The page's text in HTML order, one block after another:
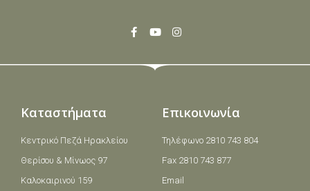
Καταστήματα
Κεντρικό Πεζά Ηρακλείου
Θερίσου & Μίνωος 97
Καλοκαιρινού 159
Επικοινωνία
Τηλέφωνο 2810 743 804
Fax 2810 743 877
Email